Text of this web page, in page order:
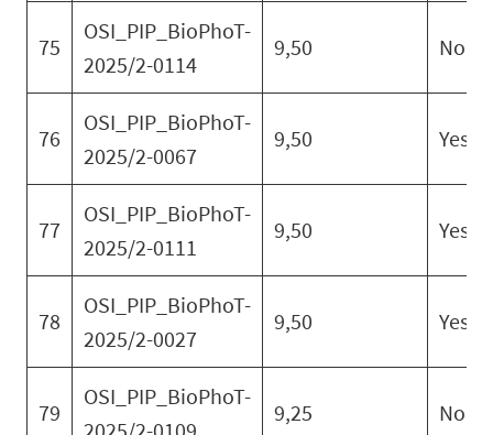
75
OSI_PIP_BioPhoT-
2025/2-0114
9,50 No
76
OSI_PIP_BioPhoT-
2025/2-0067
9,50 Yes
77
OSI_PIP_BioPhoT-
2025/2-0111
9,50 Yes
78
OSI_PIP_BioPhoT-
2025/2-0027
9,50 Yes
79
OSI_PIP_BioPhoT-
9,25 No